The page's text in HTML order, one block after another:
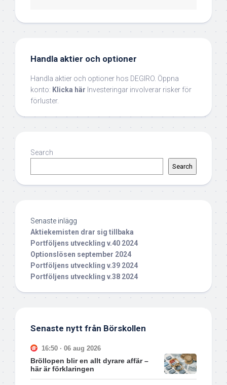
Handla aktier och optioner
Handla aktier och optioner hos DEGIRO. Öppna
konto: Klicka här Investeringar involverar risker för
förluster.
Search
Search
Senaste inlägg
Aktiekemisten drar sig tillbaka
Portföljens utveckling v.40 2024
Optionslösen september 2024
Portföljens utveckling v.39 2024
Portföljens utveckling v.38 2024
Senaste nytt från Börskollen
16:50 · 06 aug 2026
Bröllopen blir en allt dyrare affär –
här är förklaringen